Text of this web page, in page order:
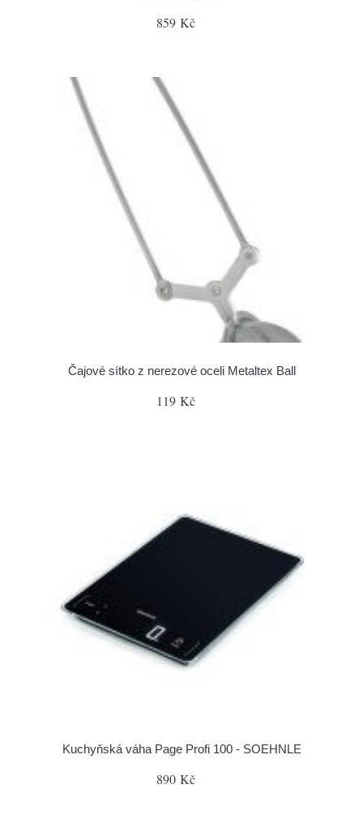
859 Kč
Čajové sítko z nerezové oceli Metaltex Ball
119 Kč
Kuchyňská váha Page Profi 100 - SOEHNLE
890 Kč